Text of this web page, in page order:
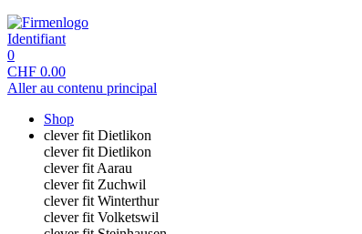
Identifiant
0
CHF 0.00
Aller au contenu principal
Shop
clever fit Dietlikon
clever fit Dietlikon
clever fit Aarau
clever fit Zuchwil
clever fit Winterthur
clever fit Volketswil